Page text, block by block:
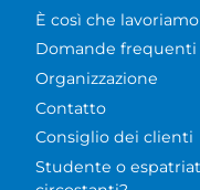
È così che lavoriamo
Domande frequenti
Organizzazione
Contatto
Consiglio dei clienti
Studente o